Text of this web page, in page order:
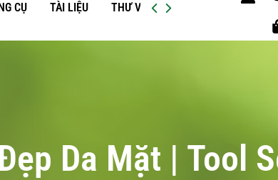
CỤ TÀI LIỆU THƯ VIỆN
Da Mặt | Tool